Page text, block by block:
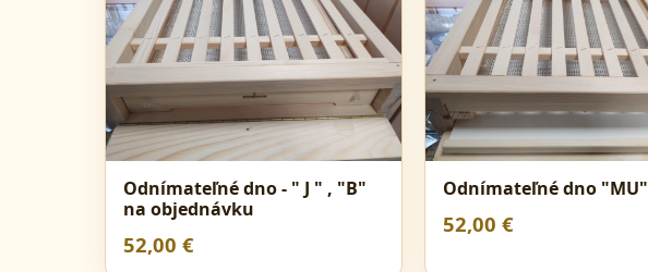
Odnímateľné dno - " J " , "B"
na objednávku
52,00 €
Odnímateľné dno "MU"
52,00 €